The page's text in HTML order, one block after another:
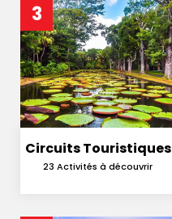
3
Circuits Touristiques
23 Activités à découvrir